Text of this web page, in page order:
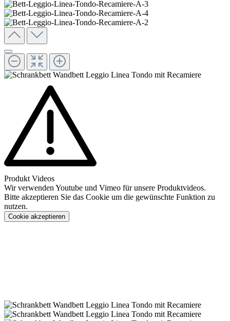
Produkt Videos
Wir verwenden Youtube und Vimeo für unsere Produktvideos.
Bitte akzeptieren Sie das Cookie um die gewünschte Funktion zu
nutzen.
Cookie akzeptieren